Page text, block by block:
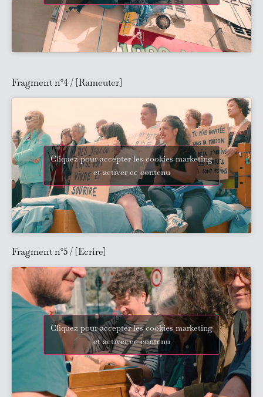
Fragment n°4 / [Rameuter]
Cliquez pour accepter les cookies marketing
et activer ce contenu
Fragment n°5 / [Ecrire]
Cliquez pour accepter les cookies marketing
et activer ce contenu